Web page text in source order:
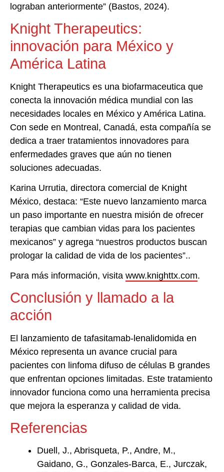
lograban anteriormente” (Bastos, 2024).
Knight Therapeutics:
innovación para México y
América Latina
Knight Therapeutics es una biofarmaceutica que
conecta la innovación médica mundial con las
necesidades locales en México y América Latina.
Con sede en Montreal, Canadá, esta compañía se
dedica a traer tratamientos innovadores para
enfermedades graves que aún no tienen
soluciones adecuadas.
Karina Urrutia, directora comercial de Knight
México, destaca: “Este nuevo lanzamiento marca
un paso importante en nuestra misión de ofrecer
terapias que cambian vidas para los pacientes
mexicanos” y agrega “nuestros productos buscan
prologar la calidad de vida de los pacientes”..
Para más información, visita www.knighttx.com.
Conclusión y llamado a la
acción
El lanzamiento de tafasitamab-lenalidomida en
México representa un avance crucial para
pacientes con linfoma difuso de células B grandes
que enfrentan opciones limitadas. Este tratamiento
innovador funciona como una herramienta precisa
que mejora la esperanza y calidad de vida.
Referencias
Duell, J., Abrisqueta, P., Andre, M.,
Gaidano, G., Gonzales-Barca, E., Jurczak,